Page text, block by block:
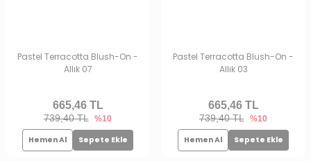
Pastel Terracotta Blush-On -
Allık 07
739,40 TL %10
665,46TL
Hemen Al Sepete Ekle
Pastel Terracotta Blush-On -
Allık 03
739,40 TL %10
665,46TL
Hemen Al Sepete Ekle